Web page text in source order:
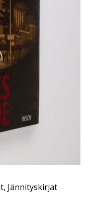
, Jännityskirjat